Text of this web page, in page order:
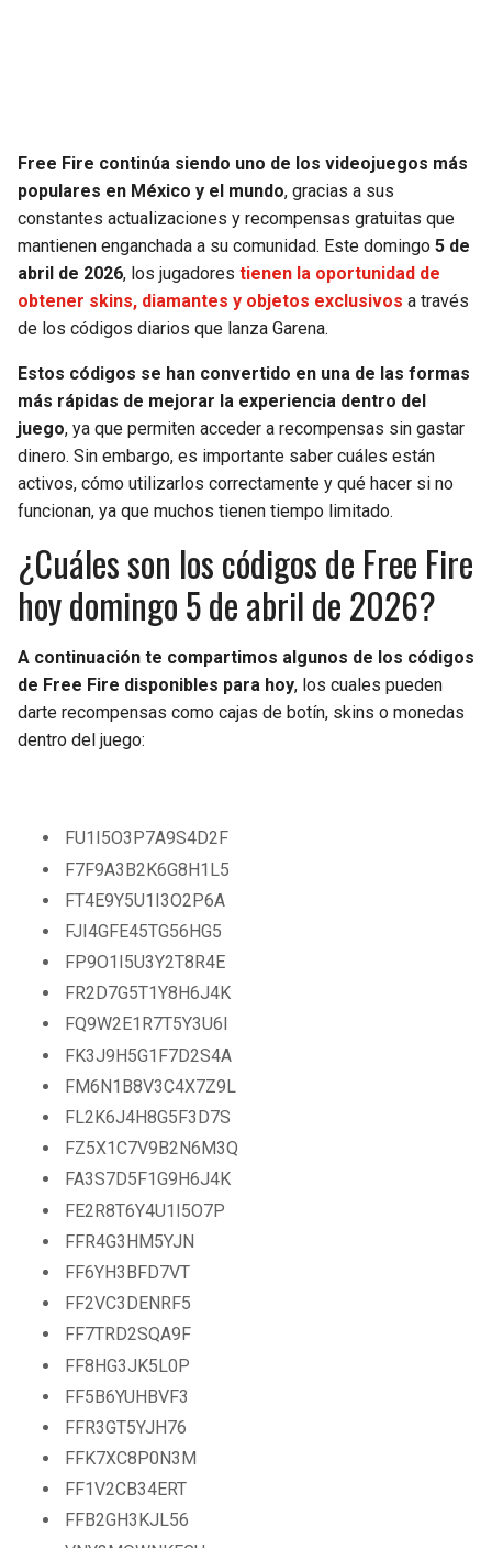
BEARS
LIONS
PACKERS
VIKINGS
FALCONS
PANTHERS
SAINTS
BUCCANEERS
SPURS
NUGGETS
TIMBERWOLVES
THUNDER
TRAIL BLAZERS
JAZZ
Free Fire continúa siendo uno de los videojuegos más
populares en México y el mundo, gracias a sus
constantes actualizaciones y recompensas gratuitas que
mantienen enganchada a su comunidad. Este domingo 5 de
abril de 2026, los jugadores tienen la oportunidad de
obtener skins, diamantes y objetos exclusivos a través
de los códigos diarios que lanza Garena.
Estos códigos se han convertido en una de las formas
más rápidas de mejorar la experiencia dentro del
juego, ya que permiten acceder a recompensas sin gastar
dinero. Sin embargo, es importante saber cuáles están
activos, cómo utilizarlos correctamente y qué hacer si no
funcionan, ya que muchos tienen tiempo limitado.
¿Cuáles son los códigos de Free Fire
hoy domingo 5 de abril de 2026?
A continuación te compartimos algunos de los códigos
de Free Fire disponibles para hoy, los cuales pueden
darte recompensas como cajas de botín, skins o monedas
dentro del juego:
FU1I5O3P7A9S4D2F
F7F9A3B2K6G8H1L5
FT4E9Y5U1I3O2P6A
FJI4GFE45TG56HG5
FP9O1I5U3Y2T8R4E
FR2D7G5T1Y8H6J4K
FQ9W2E1R7T5Y3U6I
FK3J9H5G1F7D2S4A
FM6N1B8V3C4X7Z9L
FL2K6J4H8G5F3D7S
FZ5X1C7V9B2N6M3Q
FA3S7D5F1G9H6J4K
FE2R8T6Y4U1I5O7P
FFR4G3HM5YJN
FF6YH3BFD7VT
FF2VC3DENRF5
FF7TRD2SQA9F
FF8HG3JK5L0P
FF5B6YUHBVF3
FFR3GT5YJH76
FFK7XC8P0N3M
FF1V2CB34ERT
FFB2GH3KJL56